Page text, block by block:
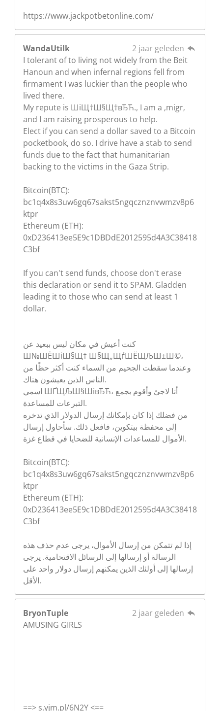
https://www.jackpotbetonline.com/
WandaUtilk
2 jaar geleden
I tolerant of to living not widely from the Beit
Hanoun and when infernal regions fell from
firmament I was luckier than the people who
lived there.
My repute is ШіЩ†Ш§Щ†вЂЋ., I am a ‚migr‚
and I am raising prosperous to help.
Elect if you can send a dollar saved to a Bitcoin
pocketbook, do so. I drive have a stab to send
funds due to the fact that humanitarian
backing to the victims in the Gaza Strip.
Bitcoin(BTC):
bc1q4x8s3uw6gq67sakst5ngqcznznvwmzv8p6
ktpr
Ethereum (ETH):
0xD236413ee5E9c1DBDdE2012595d4A3C38418
C3bf
If you can't send funds, choose don't erase
this declaration or send it to SPAM. Gladden
leading it to those who can send at least 1
dollar.
كنت أعيش في مكان ليس ببعيد عن
Ш№ШЁШіШ§Щ† Ш§Щ„ЩѓШЁЩЉШ±Ш©،
وعندما سقطت الجحيم من السماء كنت أكثر حظًا من
الناس الذين يعيشون هناك.
اسمي ШҐЩЉШ§ШівЂЋ، أنا لاجئ وأقوم بجمع
التبرعات للمساعدة.
من فضلك إذا كان بإمكانك إرسال الدولار الذي تدخره
إلى محفظة بيتكوين، فافعل ذلك. سأحاول إرسال
الأموال للمساعدات الإنسانية للضحايا في قطاع غزة.
Bitcoin(BTC):
bc1q4x8s3uw6gq67sakst5ngqcznznvwmzv8p6
ktpr
Ethereum (ETH):
0xD236413ee5E9c1DBDdE2012595d4A3C38418
C3bf
إذا لم تتمكن من إرسال الأموال، يرجى عدم حذف هذه
الرسالة أو إرسالها إلى الرسائل الاقتحامية. يرجى
إرسالها إلى أولئك الذين يمكنهم إرسال دولار واحد على
الأقل.
BryonTuple
2 jaar geleden
AMUSING GIRLS
==> s.yjm.pl/6N2Y <==